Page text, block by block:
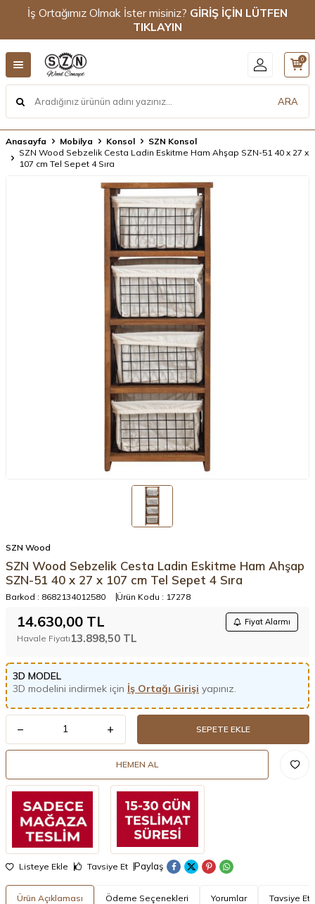
İş Ortağımız Olmak İster misiniz? GİRİŞ İÇİN LÜTFEN
TIKLAYIN
ARA
0
Anasayfa Mobilya Konsol
SZN Konsol
SZN Wood Sebzelik Cesta Ladin Eskitme Ham Ahşap SZN-51 40 x 27 x
107 cm Tel Sepet 4 Sıra
SZN Wood
SZN Wood Sebzelik Cesta Ladin Eskitme Ham Ahşap
SZN-51 40 x 27 x 107 cm Tel Sepet 4 Sıra
Barkod : 8682134012580 Ürün Kodu : 17278
14.630,00 TL Fiyat Alarmı
Havale Fiyatı 13.898,50 TL
3D MODEL
3D modelini indirmek için İş Ortağı Girişi yapınız.
SEPETE EKLE
HEMEN AL
Listeye Ekle Tavsiye Et Paylaş
Ürün Açıklaması Ödeme Seçenekleri Yorumlar Tavsiye Et